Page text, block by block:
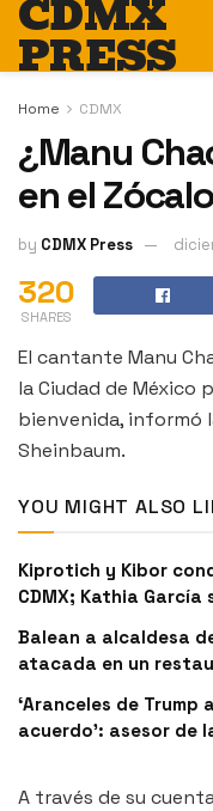
CDMX
PRESS
Home CDMX
¿Manu
en el
by CDMX Press
320
SHARES
El cantante Manu
la Ciudad de México
bienvenida, informó
Sheinbaum.
YOU MIGHT ALSO
Kiprotich y Kibor
CDMX; Kathia García
Balean a alcaldesa
atacada en un
‘Aranceles de Trump
acuerdo’: asesor de
A través de su